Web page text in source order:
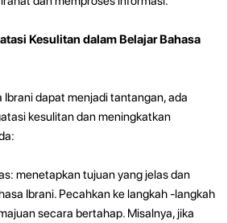
Kesulitan dalam Belajar Bahasa
Ibrani dapat menjadi tantangan, ada
kesulitan dan meningkatkan
menetapkan tujuan yang jelas dan
Ibrani. Pecahkan ke langkah -langkah
secara bertahap. Misalnya, jika